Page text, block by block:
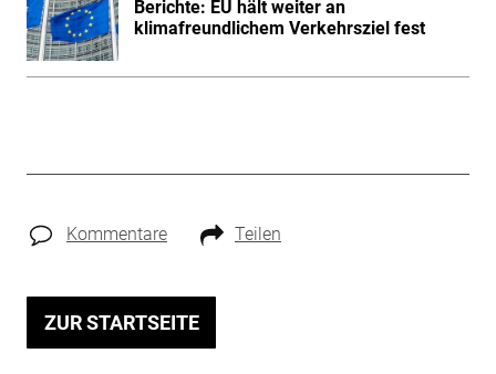
Berichte: EU hält weiter an
klimafreundlichem Verkehrsziel fest
Kommentare Teilen
ZUR STARTSEITE